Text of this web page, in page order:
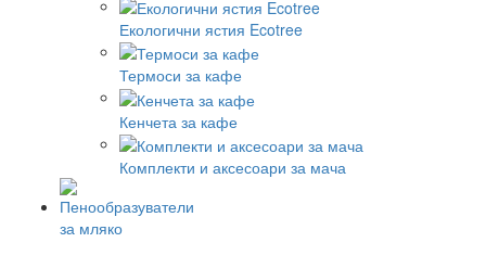
Екологични ястия Ecotree
Термоси за кафе
Кенчета за кафе
Комплекти и аксесоари за мача